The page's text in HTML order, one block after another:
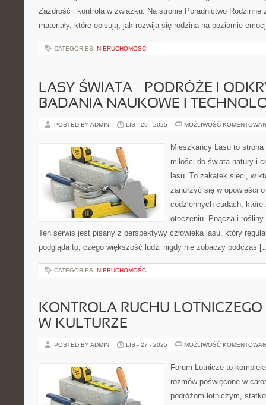
Zazdrość i kontrola w związku. Na stronie Poradnictwo Rodzinne
materiały, które opisują, jak rozwija się rodzina na poziomie
CATEGORIES: NIERUCHOMOŚCI
LASY ŚWIATA – PODRÓŻE I
BADANIA NAUKOWE I
POSTED BY ADMIN LIS - 29 - 2025 MOŻLIWOŚĆ
Mieszkańcy Lasu to
miłości do świata natury i
lasu. To zakątek sieci, w
zanurzyć się w opowieści
codziennych cudach, które
otoczeniu. Pnącza i
Ten serwis jest pisany z perspektywy człowieka lasu, który
podgląda to, czego większość ludzi nigdy nie zobaczy podczas
CATEGORIES: NIERUCHOMOŚCI
KONTROLA RUCHU
W KULTURZE
POSTED BY ADMIN LIS - 27 - 2025 MOŻLIWOŚĆ
Forum Lotnicze to
rozmów poświęcone w
podróżom lotniczym,